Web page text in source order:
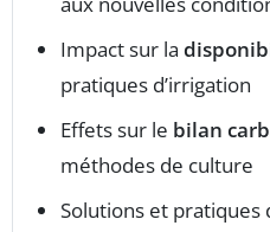
Impact sur la
pratiques d’irrigation
Effets sur le bilan
méthodes de culture
Solutions et